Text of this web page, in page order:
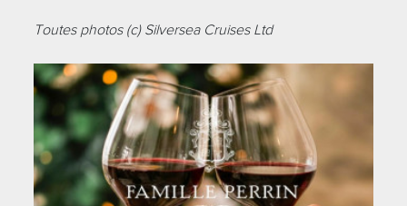
Toutes photos (c) Silversea Cruises Ltd